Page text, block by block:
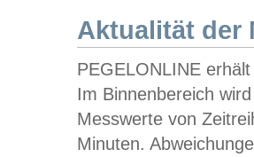
Aktualität der
PEGELONLINE
Im Binnenbereich
Messwerte von
Minuten.